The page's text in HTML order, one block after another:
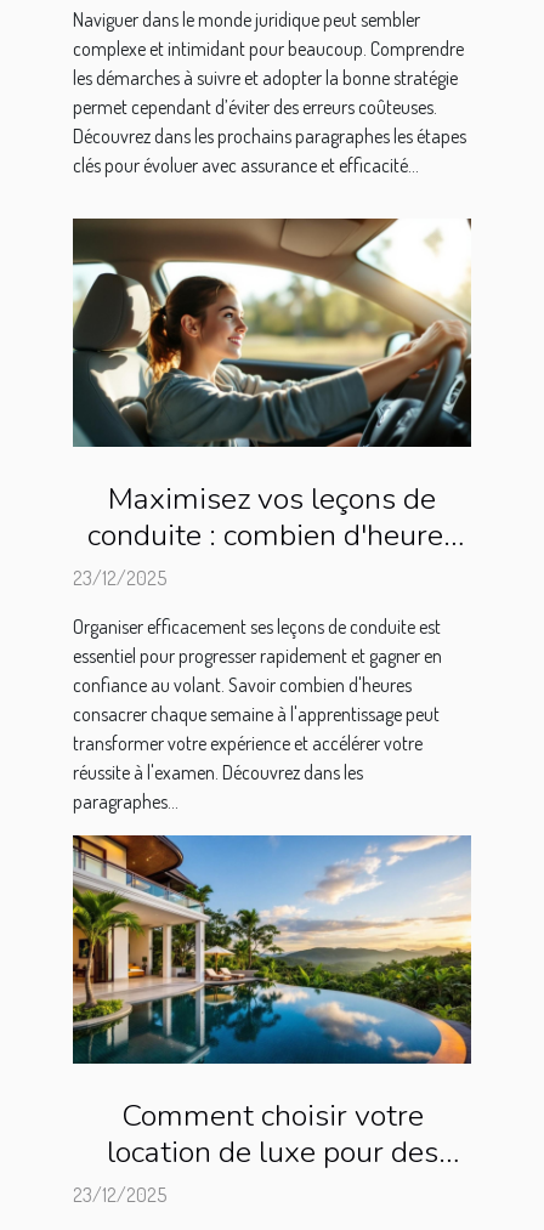
Naviguer dans le monde juridique peut sembler
complexe et intimidant pour beaucoup. Comprendre
les démarches à suivre et adopter la bonne stratégie
permet cependant d’éviter des erreurs coûteuses.
Découvrez dans les prochains paragraphes les étapes
clés pour évoluer avec assurance et efficacité...
Maximisez vos leçons de
conduite : combien d'heures
23/12/2025
Organiser efficacement ses leçons de conduite est
essentiel pour progresser rapidement et gagner en
confiance au volant. Savoir combien d'heures
consacrer chaque semaine à l'apprentissage peut
transformer votre expérience et accélérer votre
réussite à l'examen. Découvrez dans les
paragraphes...
Comment choisir votre
location de luxe pour des
vacances inoubliables ?
23/12/2025